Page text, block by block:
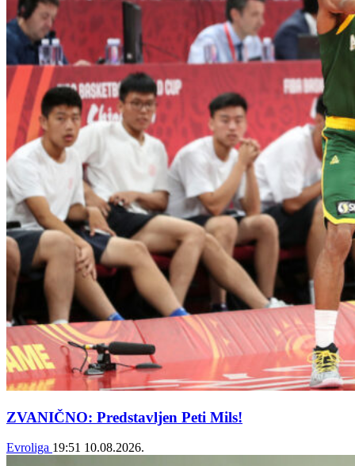
ZVANIČNO: Predstavljen Peti Mils!
Evroliga 19:51 10.08.2026.